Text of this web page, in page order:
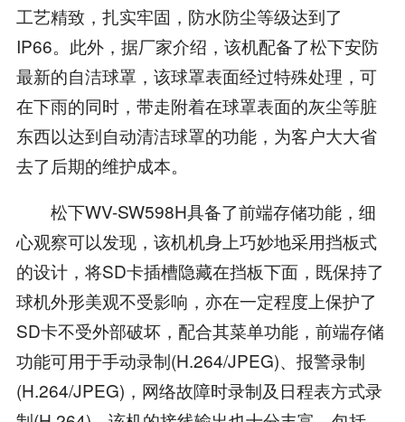
工艺精致，扎实牢固，防水防尘等级达到了
IP66。此外，据厂家介绍，该机配备了松下安防
最新的自洁球罩，该球罩表面经过特殊处理，可
在下雨的同时，带走附着在球罩表面的灰尘等脏
东西以达到自动清洁球罩的功能，为客户大大省
去了后期的维护成本。
松下WV-SW598H具备了前端存储功能，细
心观察可以发现，该机机身上巧妙地采用挡板式
的设计，将SD卡插槽隐藏在挡板下面，既保持了
球机外形美观不受影响，亦在一定程度上保护了
SD卡不受外部破坏，配合其菜单功能，前端存储
功能可用于手动录制(H.264/JPEG)、报警录制
(H.264/JPEG)，网络故障时录制及日程表方式录